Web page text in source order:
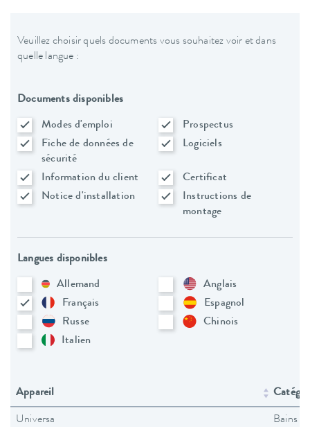
Veuillez choisir quels documents vous souhaitez voir et dans
quelle langue :
Documents disponibles
Modes d'emploi
Prospectus
Fiche de données de
sécurité
Logiciels
Information du client
Certificat
Notice d'installation
Instructions de
montage
Langues disponibles
Allemand
Anglais
Français
Espagnol
Russe
Chinois
Italien
Appareil
Universa Bains